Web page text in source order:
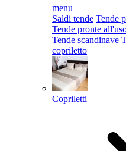
menu
Saldi tende Tende
Tende pronte
Tende scandinave
copriletto
Copriletti